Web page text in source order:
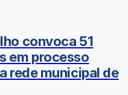
convoca 51
em processo
rede municipal de